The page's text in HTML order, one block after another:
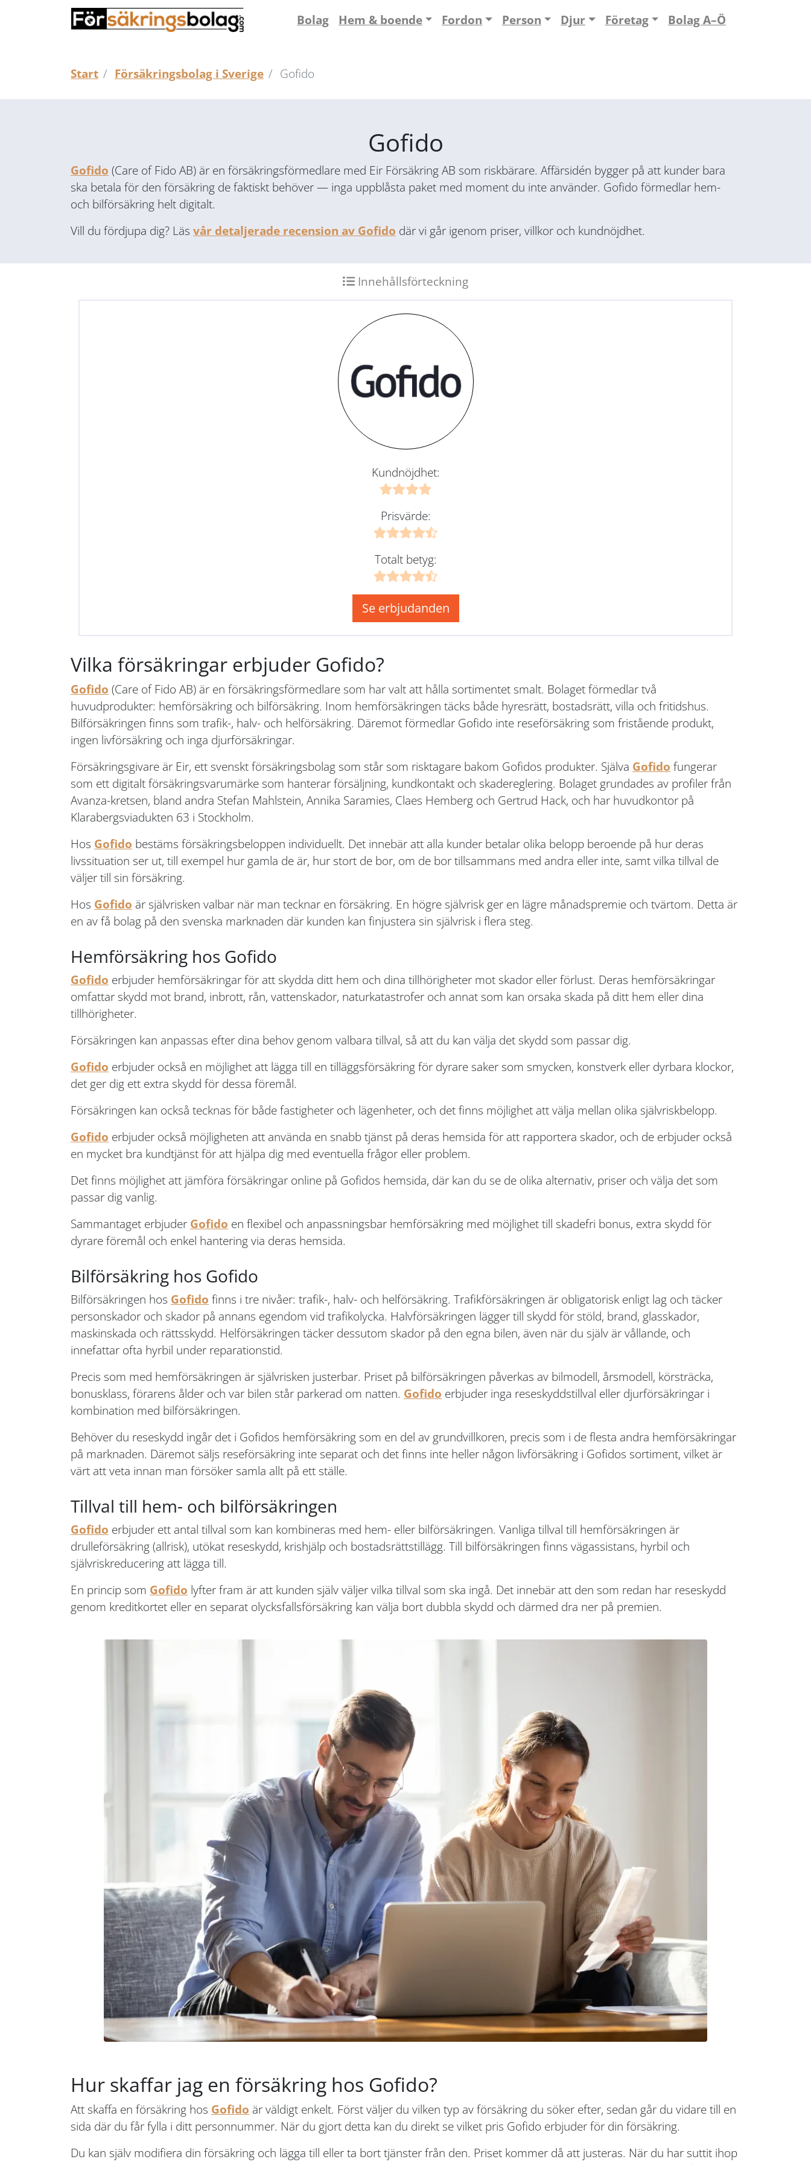
Bolag Hem & boende Fordon Person Djur Företag Bolag A–Ö
Start Försäkringsbolag i Sverige Gofido
Gofido
Gofido (Care of Fido AB) är en försäkringsförmedlare med Eir Försäkring AB som riskbärare. Affärsidén bygger på att kunder bara
ska betala för den försäkring de faktiskt behöver — inga uppblåsta paket med moment du inte använder. Gofido förmedlar hem-
och bilförsäkring helt digitalt.
Vill du fördjupa dig? Läs vår detaljerade recension av Gofido där vi går igenom priser, villkor och kundnöjdhet.
Innehållsförteckning
Kundnöjdhet:
Prisvärde:
Totalt betyg:
Se erbjudanden
Vilka försäkringar erbjuder Gofido?
Gofido (Care of Fido AB) är en försäkringsförmedlare som har valt att hålla sortimentet smalt. Bolaget förmedlar två
huvudprodukter: hemförsäkring och bilförsäkring. Inom hemförsäkringen täcks både hyresrätt, bostadsrätt, villa och fritidshus.
Bilförsäkringen finns som trafik-, halv- och helförsäkring. Däremot förmedlar Gofido inte reseförsäkring som fristående produkt,
ingen livförsäkring och inga djurförsäkringar.
Försäkringsgivare är Eir, ett svenskt försäkringsbolag som står som risktagare bakom Gofidos produkter. Själva Gofido fungerar
som ett digitalt försäkringsvarumärke som hanterar försäljning, kundkontakt och skadereglering. Bolaget grundades av profiler från
Avanza-kretsen, bland andra Stefan Mahlstein, Annika Saramies, Claes Hemberg och Gertrud Hack, och har huvudkontor på
Klarabergsviadukten 63 i Stockholm.
Hos Gofido bestäms försäkringsbeloppen individuellt. Det innebär att alla kunder betalar olika belopp beroende på hur deras
livssituation ser ut, till exempel hur gamla de är, hur stort de bor, om de bor tillsammans med andra eller inte, samt vilka tillval de
väljer till sin försäkring.
Hos Gofido är självrisken valbar när man tecknar en försäkring. En högre självrisk ger en lägre månadspremie och tvärtom. Detta är
en av få bolag på den svenska marknaden där kunden kan finjustera sin självrisk i flera steg.
Hemförsäkring hos Gofido
Gofido erbjuder hemförsäkringar för att skydda ditt hem och dina tillhörigheter mot skador eller förlust. Deras hemförsäkringar
omfattar skydd mot brand, inbrott, rån, vattenskador, naturkatastrofer och annat som kan orsaka skada på ditt hem eller dina
tillhörigheter.
Försäkringen kan anpassas efter dina behov genom valbara tillval, så att du kan välja det skydd som passar dig.
Gofido erbjuder också en möjlighet att lägga till en tilläggsförsäkring för dyrare saker som smycken, konstverk eller dyrbara klockor,
det ger dig ett extra skydd för dessa föremål.
Försäkringen kan också tecknas för både fastigheter och lägenheter, och det finns möjlighet att välja mellan olika självriskbelopp.
Gofido erbjuder också möjligheten att använda en snabb tjänst på deras hemsida för att rapportera skador, och de erbjuder också
en mycket bra kundtjänst för att hjälpa dig med eventuella frågor eller problem.
Det finns möjlighet att jämföra försäkringar online på Gofidos hemsida, där kan du se de olika alternativ, priser och välja det som
passar dig vanlig.
Sammantaget erbjuder Gofido en flexibel och anpassningsbar hemförsäkring med möjlighet till skadefri bonus, extra skydd för
dyrare föremål och enkel hantering via deras hemsida.
Bilförsäkring hos Gofido
Bilförsäkringen hos Gofido finns i tre nivåer: trafik-, halv- och helförsäkring. Trafikförsäkringen är obligatorisk enligt lag och täcker
personskador och skador på annans egendom vid trafikolycka. Halvförsäkringen lägger till skydd för stöld, brand, glasskador,
maskinskada och rättsskydd. Helförsäkringen täcker dessutom skador på den egna bilen, även när du själv är vållande, och
innefattar ofta hyrbil under reparationstid.
Precis som med hemförsäkringen är självrisken justerbar. Priset på bilförsäkringen påverkas av bilmodell, årsmodell, körsträcka,
bonusklass, förarens ålder och var bilen står parkerad om natten. Gofido erbjuder inga reseskyddstillval eller djurförsäkringar i
kombination med bilförsäkringen.
Behöver du reseskydd ingår det i Gofidos hemförsäkring som en del av grundvillkoren, precis som i de flesta andra hemförsäkringar
på marknaden. Däremot säljs reseförsäkring inte separat och det finns inte heller någon livförsäkring i Gofidos sortiment, vilket är
värt att veta innan man försöker samla allt på ett ställe.
Tillval till hem- och bilförsäkringen
Gofido erbjuder ett antal tillval som kan kombineras med hem- eller bilförsäkringen. Vanliga tillval till hemförsäkringen är
drulleförsäkring (allrisk), utökat reseskydd, krishjälp och bostadsrättstillägg. Till bilförsäkringen finns vägassistans, hyrbil och
självriskreducering att lägga till.
En princip som Gofido lyfter fram är att kunden själv väljer vilka tillval som ska ingå. Det innebär att den som redan har reseskydd
genom kreditkortet eller en separat olycksfallsförsäkring kan välja bort dubbla skydd och därmed dra ner på premien.
Hur skaffar jag en försäkring hos Gofido?
Att skaffa en försäkring hos Gofido är väldigt enkelt. Först väljer du vilken typ av försäkring du söker efter, sedan går du vidare till en
sida där du får fylla i ditt personnummer. När du gjort detta kan du direkt se vilket pris Gofido erbjuder för din försäkring.
Du kan själv modifiera din försäkring och lägga till eller ta bort tjänster från den. Priset kommer då att justeras. När du har suttit ihop